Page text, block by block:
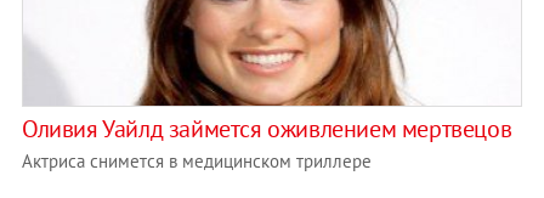
Оливия Уайлд займется оживлением мертвецов
Актриса снимется в медицинском триллере